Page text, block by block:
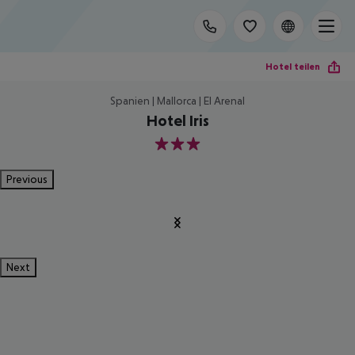
Hotel teilen
Spanien | Mallorca | El Arenal
Hotel Iris
3
Previous
Next